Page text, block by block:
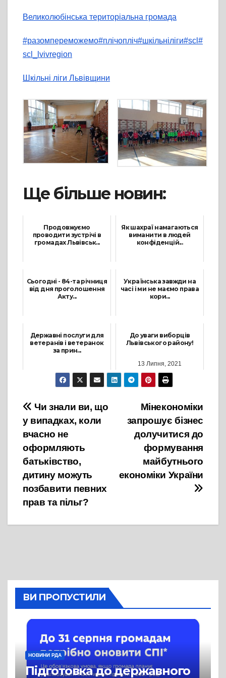
Великолюбінська територіальна громада
#разомпереможемо#плічопліч#шкільніліги#scl #
scl_lvivregion
Шкільні ліги Львівщини
Ще більше новин:
Продовжуємо
проводити зустрічі в
громадах Львівськ...
Як шахраї намагаються
виманити в людей
конфіденцій...
Сьогодні - 84-та річниця
від дня проголошення
Акту...
Українська завжди на
часі і ми не маємо права
кори...
Державні послуги для
ветеранів і ветеранок
за прин...
27 Липня, 2026
До уваги виборців
Львівського району!
13 Липня, 2021
Навігація
записів
Мінекономіки
запрошує бізнес
долучитися до
формування
майбутнього
економіки України
Чи знали ви, що
у випадках, коли
вчасно не
оформляють
батьківство,
дитину можуть
позбавити певних
прав та пільг?
ВИ ПРОПУСТИЛИ
НОВИНИ РДА
Підготовка до державного